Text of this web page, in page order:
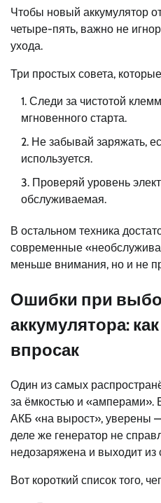
Чтобы новый аккумулятор
четыре-пять, важно не
ухода.
Три простых совета,
Следи за чистотой
мгновенного старта.
Не забывай заряжать,
используется.
Проверяй уровень
обслуживаемая.
В остальном техника
современные
меньше внимания, но и не
Ошибки при
аккумулятора:
впросак
Один из самых
за ёмкостью и «амперами».
АКБ «на вырост», уверены
деле же генератор не
недозаряжена и выходит
Вот короткий список того,